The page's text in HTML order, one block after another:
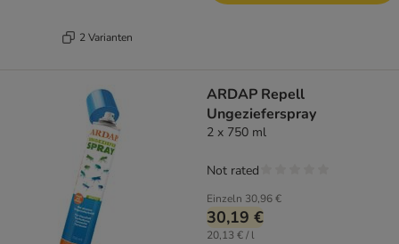
2 Varianten
ARDAP Repell
Ungezieferspray
2 x 750 ml
Einzeln 30,96 €
30,19 €
20,13 € / l
Not rated